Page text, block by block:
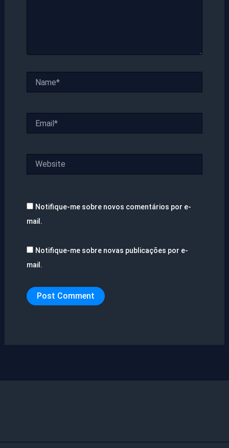
Notifique-me sobre novos comentários por e-
mail.
Notifique-me sobre novas publicações por e-
mail.